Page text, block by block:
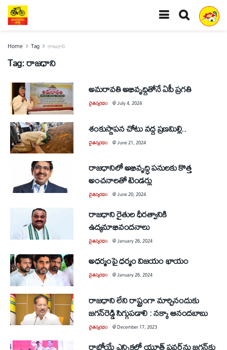
Home Tag రాజధాని
Tag:రాజధాని
అమరావతి అభివృద్ధితోనే ఏపీ ప్రగతి
చైతన్యరధం @July 4, 2024
శంకుస్థాపన చోటు వద్ద ప్రణమిల్లి..
చైతన్యరధం @June 21, 2024
రాజధానిలో అభివృద్ధి పనులకు కొత్త
అంచనాలతో టెండర్లు
చైతన్యరధం @June 20, 2024
రాజధాని రైతుల ధీరత్వానికి
ఉద్యమాభివందనాలు
చైతన్యరధం @January 26, 2024
అధర్మంపై ధర్మం విజయం ఖాయం
చైతన్యరధం @January 26, 2024
రాజధాని లేని రాష్ట్రంగా మార్చినందుకు
జగన్‌రెడ్డి సిగ్గుపడాలి : నక్కా ఆనందబాబు
చైతన్యరధం @December 17, 2023
రాబోయే ఎన్నికల్లో యూత్‌ పవర్‌ను జగన్‌కు